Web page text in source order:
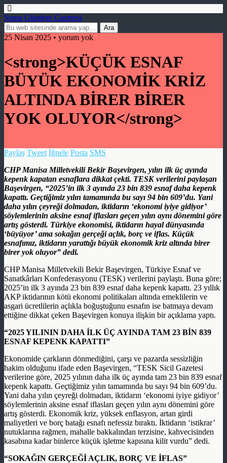
Soma Gündem Gazetesi
25 Nisan 2025 • yorum yok
<strong>KÜÇÜK ESNAF
BÜYÜK EKONOMİK KRİZ
ALTINDA BİRER BİRER
YOK OLUYOR</strong>
Paylaş Tweet İğnele Posta SMS
CHP Manisa Milletvekili Bekir Başevirgen, yılın ilk üç ayında
kepenk kapatan esnaflara dikkat çekti. TESK verilerini paylaşan
Başevirgen, “2025’in ilk 3 ayında 23 bin 839 esnaf daha kepenk
kapattı. Geçtiğimiz yılın tamamında bu sayı 94 bin 609’du. Yani
daha yılın çeyreği dolmadan, iktidarın ‘ekonomi iyiye gidiyor’
söylemlerinin aksine esnaf iflasları geçen yılın aynı dönemini göre
artış gösterdi. Türkiye ekonomisi, iktidarın hayal dünyasında
‘büyüyor’ ama sokağın gerçeği açlık, borç ve iflas. Küçük
esnafımız, iktidarın yarattığı büyük ekonomik kriz altında birer
birer yok oluyor” dedi.
CHP Manisa Milletvekili Bekir Başevirgen, Türkiye Esnaf ve
Sanatkârları Konfederasyonu (TESK) verilerini paylaştı. Buna göre;
2025’in ilk 3 ayında 23 bin 839 esnaf daha kepenk kapattı. 23 yıllık
AKP iktidarının kötü ekonomi politikaları altında emeklilerin ve
asgari ücretlilerin açlıkla boğuştuğunu esnafın ise batmaya devam
ettiğine dikkat çeken Başevirgen konuya ilişkin bir açıklama yaptı.
“2025 YILININ DAHA İLK ÜÇ AYINDA TAM 23 BİN 839
ESNAF KEPENK KAPATTI”
Ekonomide çarkların dönmediğini, çarşı ve pazarda sessizliğin
hakim olduğunu ifade eden Başevirgen, “TESK Sicil Gazetesi
verilerine göre, 2025 yılının daha ilk üç ayında tam 23 bin 839 esnaf
kepenk kapattı. Geçtiğimiz yılın tamamında bu sayı 94 bin 609’du.
Yani daha yılın çeyreği dolmadan, iktidarın ‘ekonomi iyiye gidiyor’
söylemlerinin aksine esnaf iflasları geçen yılın aynı dönemini göre
artış gösterdi. Ekonomik kriz, yüksek enflasyon, artan girdi
maliyetleri ve borç batağı esnafı nefessiz bıraktı. İktidarın ‘istikrar’
nutuklarına rağmen, mahalle bakkalından terzisine, kahvecisinden
kasabına kadar binlerce küçük işletme kapısına kilit vurdu” dedi.
“SOKAĞIN GERÇEĞİ AÇLIK, BORÇ VE İFLAS”